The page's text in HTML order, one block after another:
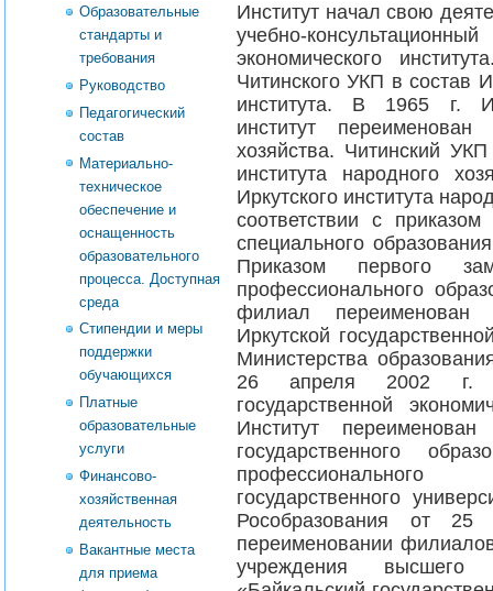
Образовательные
стандарты и
требования
Руководство
Педагогический
состав
Материально-
техническое
обеспечение и
оснащенность
образовательного
процесса. Доступная
среда
Стипендии и меры
поддержки
обучающихся
Платные
образовательные
услуги
Финансово-
хозяйственная
деятельность
Вакантные места
для приема
Институт начал свою
учебно-
экономического
Читинского УКП в состав
института. В 1965 г.
институт
хозяйства. Читинский
института народного
Иркутского института
соответствии с
специального
Приказом первого
профессионального
филиал переименован
Иркутской
Министерства
26 апреля 2002 г.
государственной
Институт
государственного
государственного
Рособразования от
переименовании филиалов
учреждения высшего